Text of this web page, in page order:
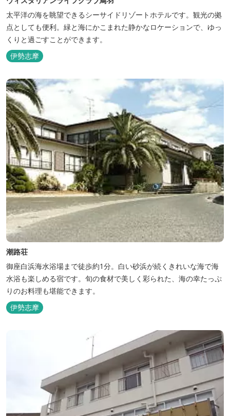
太平洋の海を眺望できるシーサイドリゾートホテルです。観光の拠
点としても便利。緑と海にかこまれた静かなロケーションで、ゆっ
くりと過ごすことができます。
伊勢志摩
潮路荘
御座白浜海水浴場まで徒歩約1分。白い砂浜が続くきれいな海で海
水浴も楽しめる宿です。旬の食材で美しく彩られた、海の幸たっぷ
りのお料理も堪能できます。
伊勢志摩